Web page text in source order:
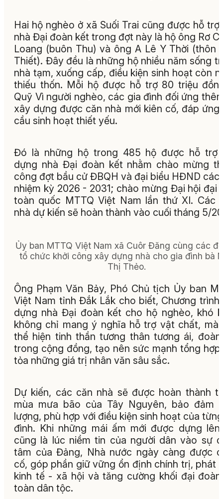
Hai hộ nghèo ở xã Suối Trai cũng được hỗ trợ
nhà Đại đoàn kết trong đợt này là hộ ông Rơ
Loang (buôn Thu) và ông A Lê Y Thời (thôn
Thiết). Đây đều là những hộ nhiều năm sống
nhà tạm, xuống cấp, điều kiện sinh hoạt còn
thiếu thốn. Mỗi hộ được hỗ trợ 80 triệu
Quỹ Vì người nghèo, các gia đình đối ứng
xây dựng được căn nhà mới kiên cố, đáp ứng
cầu sinh hoạt thiết yếu.
Đó là những hộ trong 485 hộ được hỗ trợ
dựng nhà Đại đoàn kết nhằm chào mừng
công đợt bầu cử ĐBQH và đại biểu HĐND các
nhiệm kỳ 2026 - 2031; chào mừng Đại hội đại
toàn quốc MTTQ Việt Nam lần thứ XI. Các
nhà dự kiến sẽ hoàn thành vào cuối tháng 5/
Ủy ban MTTQ Việt Nam xã Cuôr Đăng cùng các
tổ chức khởi công xây dựng nhà cho gia đình bà
Thị Thẻo.
Ông Phạm Văn Bảy, Phó Chủ tịch Ủy ban
Việt Nam tỉnh Đắk Lắk cho biết, Chương trình
dựng nhà Đại đoàn kết cho hộ nghèo, khó
không chỉ mang ý nghĩa hỗ trợ vật chất, mà
thể hiện tinh thần tương thân tương ái,
trong cộng đồng, tạo nên sức mạnh tổng
tỏa những giá trị nhân văn sâu sắc.
Dự kiến, các căn nhà sẽ được hoàn thành
mùa mưa bão của Tây Nguyên, bảo đảm
lượng, phù hợp với điều kiện sinh hoạt của
đình. Khi những mái ấm mới được dựng
cũng là lúc niềm tin của người dân vào sự
tâm của Đảng, Nhà nước ngày càng được
cố, góp phần giữ vững ổn định chính trị, phát
kinh tế - xã hội và tăng cường khối đại
toàn dân tộc.